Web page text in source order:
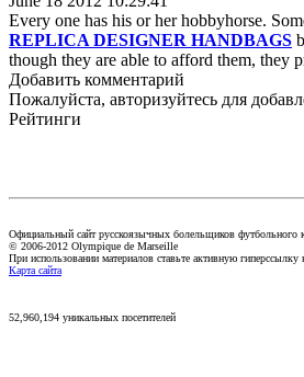
Every one has his or her hobbyhorse.
REPLICA DESIGNER HANDBAGS
though they are able to afford them, they
Добавить комментарий
Пожалуйста, авторизуйтесь для
Рейтинги
Официальный сайт русскоязычных болельщиков футбольного
© 2006-2012 Olympique de Marseille
При использовании материалов ставьте активную
Карта сайта
52,960,194 уникальных посетителей